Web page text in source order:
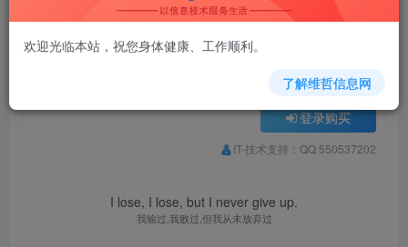
此内容为付费资源，请付费后查看
200积分
钻石会员 100
登录购买
IT-技术支持：QQ 550537202
I lose, I lose, but I never give up.
我输过,我败过,但我从未放弃过
欢迎光临本站，祝您身体健康、工作顺利。
了解维哲信息网